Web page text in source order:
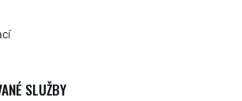
SLUŽBY